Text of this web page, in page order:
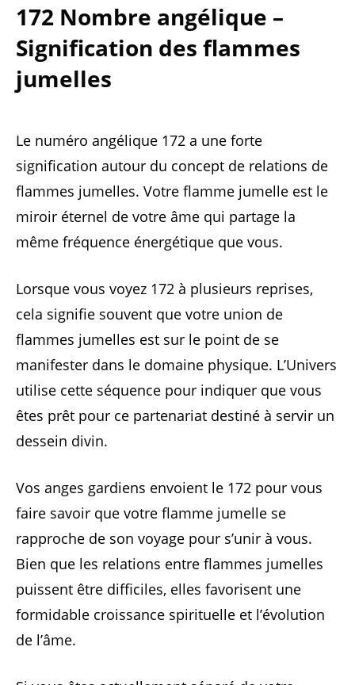
172 Nombre angélique –
Signification des flammes
jumelles
Le numéro angélique 172 a une forte
signification autour du concept de relations de
flammes jumelles. Votre flamme jumelle est le
miroir éternel de votre âme qui partage la
même fréquence énergétique que vous.
Lorsque vous voyez 172 à plusieurs reprises,
cela signifie souvent que votre union de
flammes jumelles est sur le point de se
manifester dans le domaine physique. L’Univers
utilise cette séquence pour indiquer que vous
êtes prêt pour ce partenariat destiné à servir un
dessein divin.
Vos anges gardiens envoient le 172 pour vous
faire savoir que votre flamme jumelle se
rapproche de son voyage pour s’unir à vous.
Bien que les relations entre flammes jumelles
puissent être difficiles, elles favorisent une
formidable croissance spirituelle et l’évolution
de l’âme.